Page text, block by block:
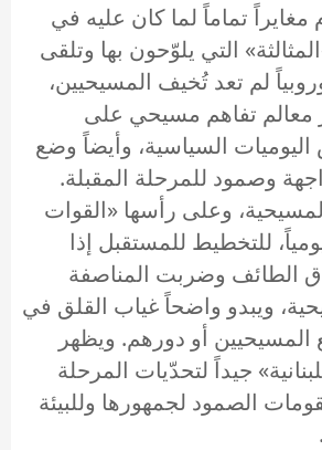
مغايراً تماماً لما كان عليه في
التي يلوّحون بها وتلقى
لم تعد تُخيف المسيحيين،
تفاهم مسيحي على
السياسية، وأيضاً وضع
وصمود للمرحلة المقبلة.
وعلى رأسها «القوات
للتخطيط للمستقبل إذا
الطائف وضربت المناصفة
ويبدو واضحاً غياب القلق في
أو دورهم. ويظهر
جيداً لتحدّيات المرحلة
الصمود لجمهورها وللبيئة